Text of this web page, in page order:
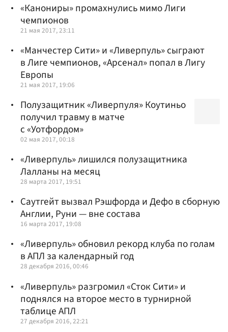
«Канониры» промахнулись мимо Лиги
чемпионов
21 мая 2017, 23:11
«Манчестер Сити» и «Ливерпуль» сыграют
в Лиге чемпионов, «Арсенал» попал в Лигу
Европы
21 мая 2017, 19:06
Полузащитник «Ливерпуля» Коутиньо
получил травму в матче
с «Уотфордом»
02 мая 2017, 00:18
«Ливерпуль» лишился полузащитника
Лалланы на месяц
28 марта 2017, 19:51
Саутгейт вызвал Рэшфорда и Дефо в сборную
Англии, Руни — вне состава
16 марта 2017, 19:08
«Ливерпуль» обновил рекорд клуба по голам
в АПЛ за календарный год
28 декабря 2016, 00:46
«Ливерпуль» разгромил «Сток Сити» и
поднялся на второе место в турнирной
таблице АПЛ
27 декабря 2016, 22:21